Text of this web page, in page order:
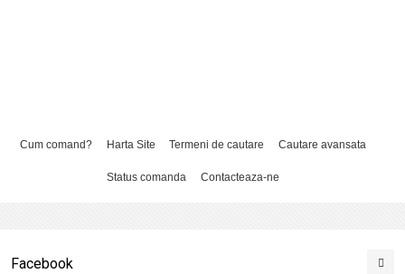
Cum comand? Harta Site Termeni de cautare Cautare avansata
Status comanda Contacteaza-ne
Facebook